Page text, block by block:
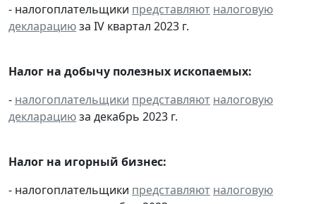
- налогоплательщики представляют налоговую
декларациюза IV квартал 2023 г.
Налог на добычу полезных ископаемых:
- налогоплательщики представляют налоговую
декларациюза декабрь 2023 г.
Налог на игорный бизнес:
- налогоплательщики представляют налоговую